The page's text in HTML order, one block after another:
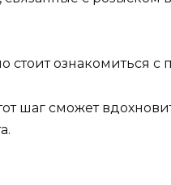
стоит ознакомиться
шаг сможет